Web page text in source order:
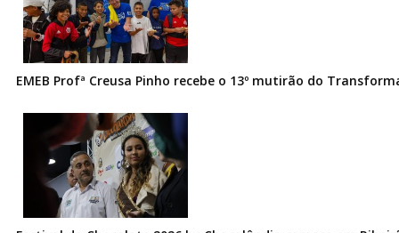
EMEB Profª Creusa Pinho recebe o 13º mutirão do